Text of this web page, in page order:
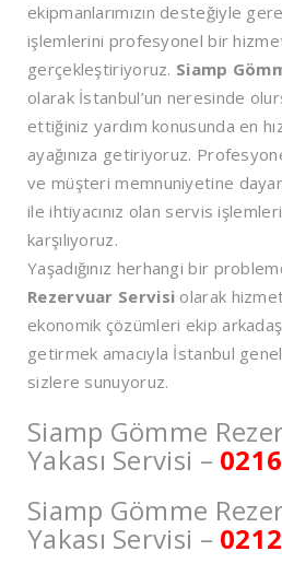
ekipmanlarımızın desteğiyle
işlemlerini profesyonel bir hizmet
gerçekleştiriyoruz. Siamp
olarak İstanbul’un neresinde
ettiğiniz yardım konusunda en
ayağınıza getiriyoruz.
ve müşteri memnuniyetine
ile ihtiyacınız olan servis
karşılıyoruz.
Yaşadığınız herhangi bir
Rezervuar Servisi olarak
ekonomik çözümleri ekip
getirmek amacıyla İstanbul
sizlere sunuyoruz.
Siamp Gömme
Yakası Servisi –
Siamp Gömme
Yakası Servisi –